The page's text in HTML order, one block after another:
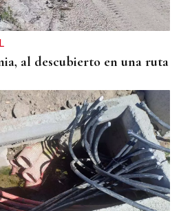
al descubierto en una ruta